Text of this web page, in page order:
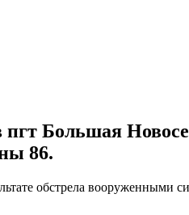
Большая
86.
обстрела вооруженными